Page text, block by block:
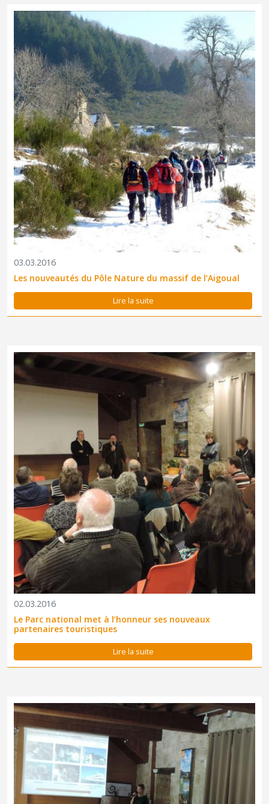
03.03.2016
Les nouveautés du Pôle Nature du massif de l’Aigoual
Lire la suite
02.03.2016
Le Parc national met à l’honneur ses nouveaux
partenaires touristiques
Lire la suite